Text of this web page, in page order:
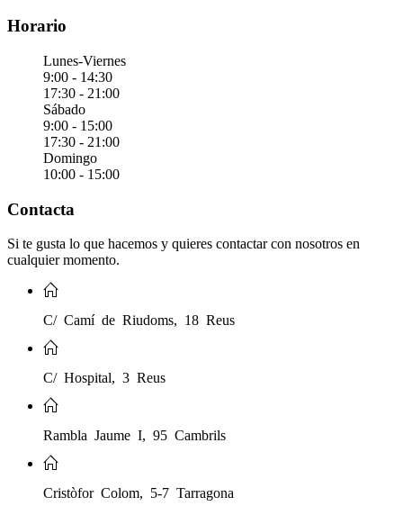
Horario
Lunes-Viernes
9:00 - 14:30
17:30 - 21:00
Sábado
9:00 - 15:00
17:30 - 21:00
Domingo
10:00 - 15:00
Contacta
Si te gusta lo que hacemos y quieres contactar con nosotros en
cualquier momento.
C/ Camí de Riudoms, 18 Reus
C/ Hospital, 3 Reus
Rambla Jaume I, 95 Cambrils
Cristòfor Colom, 5-7 Tarragona